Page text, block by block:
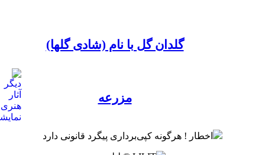
گلدان گل با نام (شادی گلها)
مزرعه
اخطار ! هرگونه کپی‌برداری پیگرد قانونی دارد